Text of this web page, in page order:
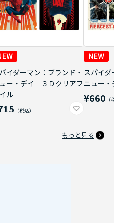
イダーマン：ブランド・
ー・デイ ３Ｄクリアフ
ル
スパイ
ニュー
¥660
もっと見る